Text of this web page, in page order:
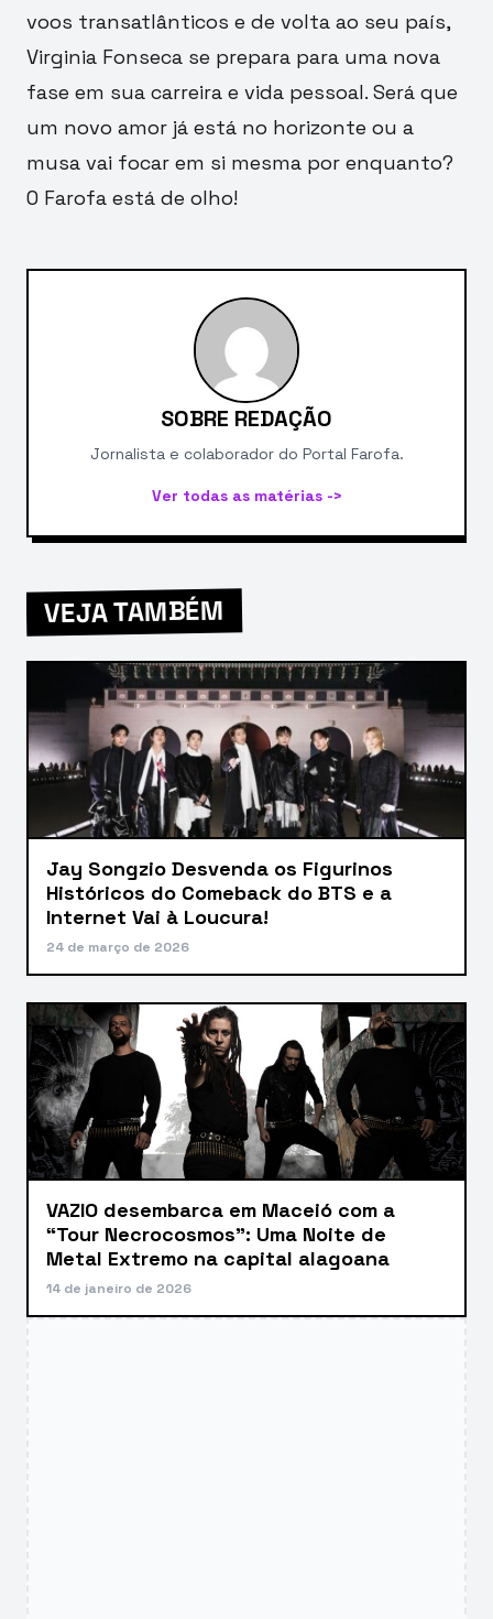
voos transatlânticos e de volta ao seu país,
Virginia Fonseca se prepara para uma nova
fase em sua carreira e vida pessoal. Será que
um novo amor já está no horizonte ou a
musa vai focar em si mesma por enquanto?
O Farofa está de olho!
SOBRE REDAÇÃO
Jornalista e colaborador do Portal Farofa.
Ver todas as matérias ->
VEJA TAMBÉM
Jay Songzio Desvenda os Figurinos
Históricos do Comeback do BTS e a
Internet Vai à Loucura!
24 de março de 2026
VAZIO desembarca em Maceió com a
“Tour Necrocosmos”: Uma Noite de
Metal Extremo na capital alagoana
14 de janeiro de 2026